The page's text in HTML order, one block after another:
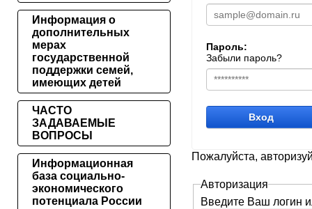
Пароль:
Забыли пароль?
Вход
Пожалуйста,
Авторизация
Введите Ваш логин
Информация о
дополнительных
мерах
государственной
поддержки семей,
имеющих детей
ЧАСТО
ЗАДАВАЕМЫЕ
ВОПРОСЫ
Информационная
база социально-
экономического
потенциала России